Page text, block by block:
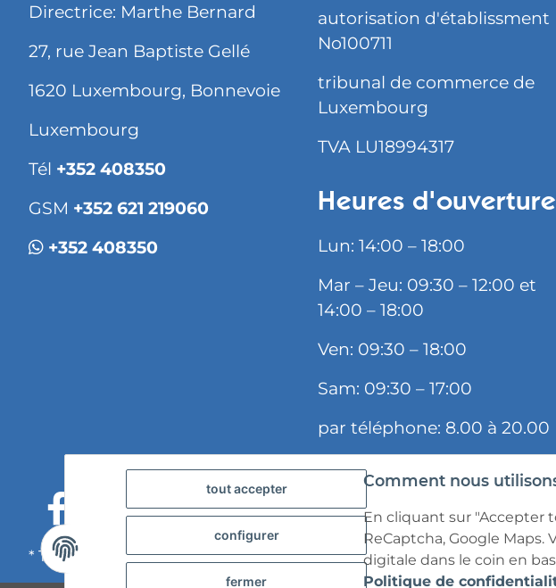
Directrice: Marthe Bernard
27, rue Jean Baptiste Gellé
1620 Luxembourg, Bonnevoie
Luxembourg
Tél +352 408350
GSM +352 621 219060
+352 408350
autorisation d'établissment
No100711
tribunal de commerce de
Luxembourg
TVA LU18994317
Heures d'ouverture
Lun: 14:00 – 18:00
Mar – Jeu: 09:30 – 12:00 et
14:00 – 18:00
Ven: 09:30 – 18:00
Sam: 09:30 – 17:00
par téléphone: 8.00 à 20.00
* Tous les prix s'entendent TVA incluse,frais d'expédition exclus.
tout accepter
configurer
fermer
Comment nous
En cliquant sur "Accepter
ReCaptcha, Google
digitale dans le coin en
Politique de